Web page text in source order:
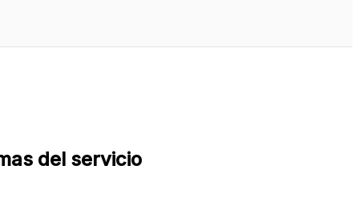
del servicio